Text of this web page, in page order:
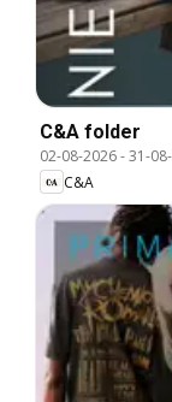
C&A folder
02-08-2026-31-
C&A